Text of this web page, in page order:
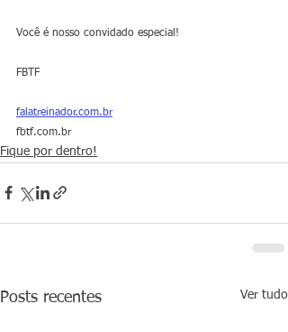
Você é nosso convidado especial!
FBTF
falatreinador.com.br
fbtf.com.br
Fique por dentro!
Posts recentes Ver tudo